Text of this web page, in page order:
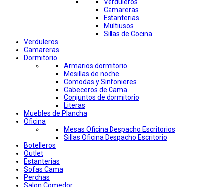
Verduleros
Camareras
Estanterias
Multiusos
Sillas de Cocina
Verduleros
Camareras
Dormitorio
Armarios dormitorio
Mesillas de noche
Comodas y Sinfonieres
Cabeceros de Cama
Conjuntos de dormitorio
Literas
Muebles de Plancha
Oficina
Mesas Oficina Despacho Escritorios
Sillas Oficina Despacho Escritorio
Botelleros
Outlet
Estanterias
Sofas Cama
Perchas
Salon Comedor